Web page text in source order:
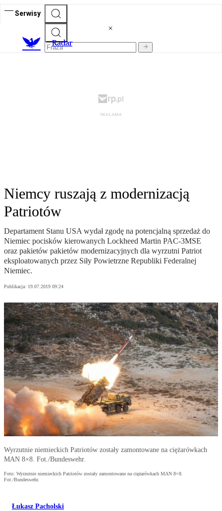
Serwisy
Radar
Niemcy ruszają z modernizacją
Patriotów
Departament Stanu USA wydał zgodę na potencjalną sprzedaż do
Niemiec pocisków kierowanych Lockheed Martin PAC-3MSE
oraz pakietów pakietów modernizacyjnych dla wyrzutni Patriot
eksploatowanych przez Siły Powietrzne Republiki Federalnej
Niemiec.
Publikacja: 19.07.2019 09:24
Wyrzutnie niemieckich Patriotów zostały zamontowane na ciężarówkach
MAN 8×8. Fot./Bundeswehr.
Foto: Wyrzutnie niemieckich Patriotów zostały zamontowane na ciężarówkach MAN 8×8.
Fot./Bundeswehr.
Łukasz Pacholski